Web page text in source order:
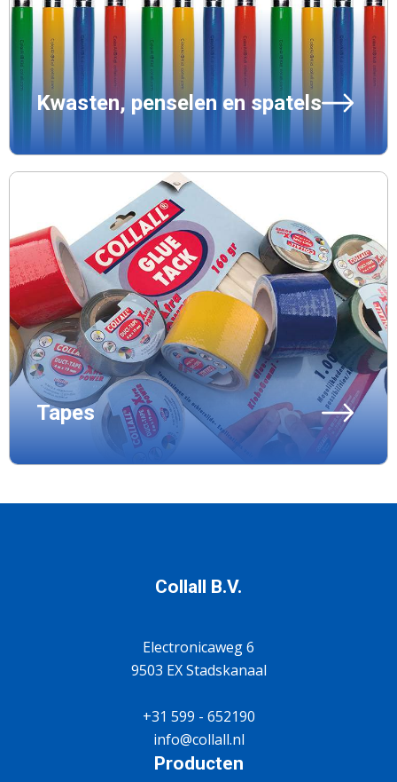
Kwasten, penselen en spatels
Tapes
Collall B.V.
Electronicaweg 6
9503 EX Stadskanaal
+31 599 - 652190
info@collall.nl
Producten